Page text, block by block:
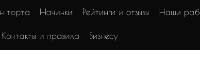
торта Начинки Рейтинги и отзывы Наши
Контакты и правила Бизнесу